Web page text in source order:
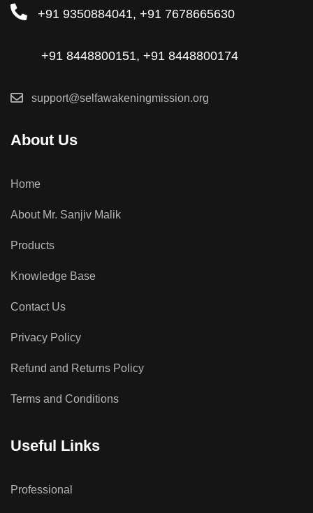
+91 9350884041, +91 7678665630
+91 8448800151, +91 8448800174
support@selfawakeningmission.org
About Us
Home
About Mr. Sanjiv Malik
Products
Knowledge Base
Contact Us
Privacy Policy
Refund and Returns Policy
Terms and Conditions
Useful Links
Professional